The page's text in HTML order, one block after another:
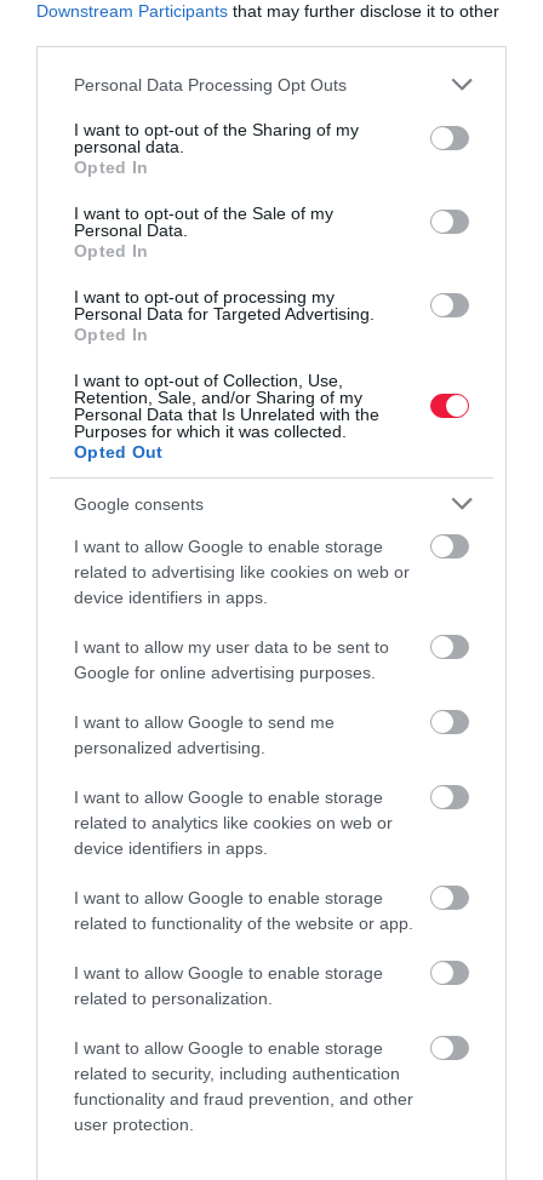
Downstream Participants that may further disclose it to other
Please note that this website/app uses one or more Google
not limited to your visit or usage behaviour. You may click to
grant or deny consent to Google and its third-party tags to
use your data for below specified purposes in below Google
consent section.
Personal Data Processing Opt Outs
I want to opt-out of the Sharing of my
personal data.
Opted In
I want to opt-out of the Sale of my
Personal Data.
Opted In
I want to opt-out of processing my
Personal Data for Targeted Advertising.
Opted In
I want to opt-out of Collection, Use,
Retention, Sale, and/or Sharing of my
Personal Data that Is Unrelated with the
Purposes for which it was collected.
Opted Out
Google consents
I want to allow Google to enable storage
related to advertising like cookies on web or
device identifiers in apps.
I want to allow my user data to be sent to
Google for online advertising purposes.
I want to allow Google to send me
personalized advertising.
I want to allow Google to enable storage
related to analytics like cookies on web or
device identifiers in apps.
I want to allow Google to enable storage
related to functionality of the website or app.
I want to allow Google to enable storage
related to personalization.
I want to allow Google to enable storage
related to security, including authentication
functionality and fraud prevention, and other
user protection.
olcsóbban
új autó
Így számolhat, aki a fővárosban venne újépítésű
Az elmúlt két évben rekordokat hozott, idén viszont fékezett a
kereslet a fővárosi újlakás-piacon, miközben a beruházókat még
viszi előre a lendület. Az eredmény: nőtt az eladatlan lakáskészlet,